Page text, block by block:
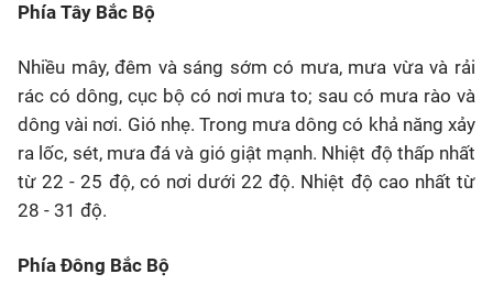
Phía Tây Bắc Bộ
Nhiều mây, đêm và sáng sớm có mưa, mưa vừa và rải
rác có dông, cục bộ có nơi mưa to; sau có mưa rào và
dông vài nơi. Gió nhẹ. Trong mưa dông có khả năng xảy
ra lốc, sét, mưa đá và gió giật mạnh. Nhiệt độ thấp nhất
từ 22 - 25 độ, có nơi dưới 22 độ. Nhiệt độ cao nhất từ
28 - 31 độ.
Phía Đông Bắc Bộ